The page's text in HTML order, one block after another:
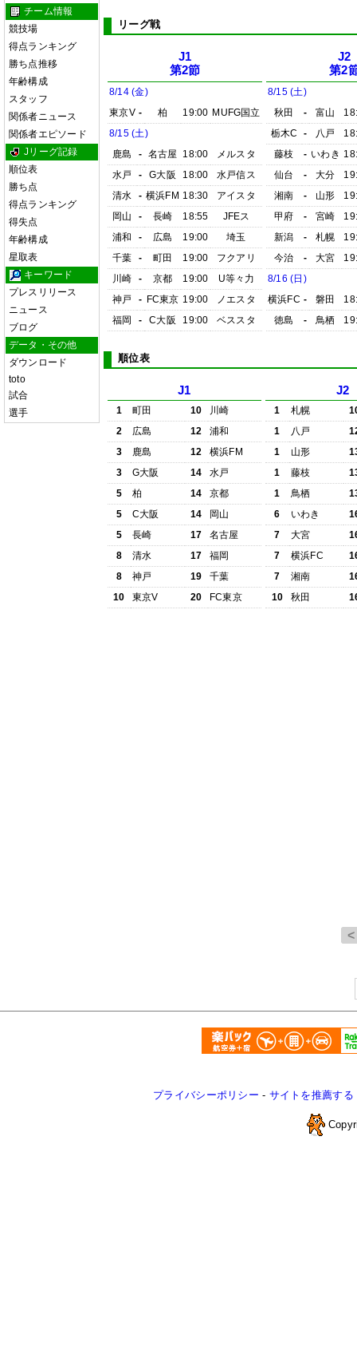
チーム情報
競技場
得点ランキング
勝ち点推移
年齢構成
スタッフ
関係者ニュース
関係者エピソード
Jリーグ記録
順位表
勝ち点
得点ランキング
得失点
年齢構成
星取表
キーワード
プレスリリース
ニュース
ブログ
データ・その他
ダウンロード
toto
試合
選手
リーグ戦
J1
第2節
8/14 (金)
東京V - 柏 19:00 MUFG国立
8/15 (土)
鹿島
- 名古屋 18:00
メルスタ
水戸
- G大阪 18:00
水戸信ス
清水
- 横浜FM 18:30
アイスタ
岡山
- 長崎 18:55
JFEス
浦和
- 広島 19:00
埼玉
千葉
- 町田 19:00
フクアリ
川崎
- 京都 19:00
U等々力
神戸
- FC東京 19:00
ノエスタ
福岡
- C大阪 19:00 ベススタ
J2
第2
8/15 (土)
秋田
- 富山
栃木C
- 八戸
藤枝
- いわき
仙台
- 大分
湘南
- 山形
甲府
- 宮崎
新潟
- 札幌
今治
- 大宮
8/16 (日)
横浜FC - 磐田
徳島
- 鳥栖
順位表
J1
1 町田 10
川崎
2
広島 12
浦和
3
鹿島 12
横浜FM
3
G大阪 14
水戸
5
柏 14
京都
5
C大阪 14
岡山
5
長崎 17
名古屋
8
清水 17
福岡
8
神戸 19
千葉
10
東京V 20 FC東京
J2
1 札幌
1
八戸
1
山形
1
藤枝
1
鳥栖
6
いわき
7
大宮
7
横浜FC
7
湘南
10
秋田
プライバシーポリシー - サイトを推薦する